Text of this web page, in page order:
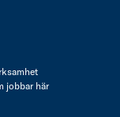
jobbar här